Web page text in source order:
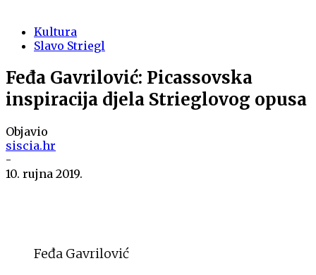
Kultura
Slavo Striegl
Feđa Gavrilović: Picassovska
inspiracija djela Strieglovog opusa
Objavio
siscia.hr
-
10. rujna 2019.
Feđa Gavrilović